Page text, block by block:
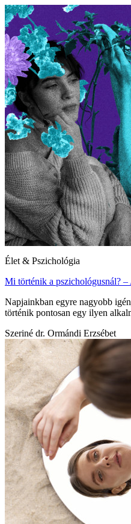
Élet & Pszichológia
Mi történik a pszichológusnál? –
Napjainkban egyre nagyobb
történik pontosan egy ilyen
Szeriné dr. Ormándi Erzsébet